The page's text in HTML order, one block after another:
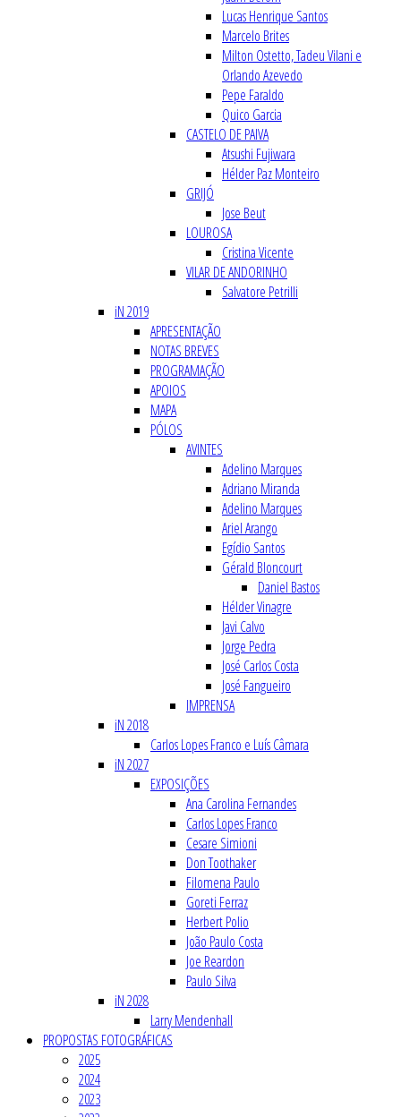
Lucas Henrique Santos
Marcelo Brites
Milton Ostetto, Tadeu Vilani e
Orlando Azevedo
Pepe Faraldo
Quico Garcia
CASTELO DE PAIVA
Atsushi Fujiwara
Hélder Paz Monteiro
GRIJÓ
Jose Beut
LOUROSA
Cristina Vicente
VILAR DE ANDORINHO
Salvatore Petrilli
iN 2019
APRESENTAÇÃO
NOTAS BREVES
PROGRAMAÇÃO
APOIOS
MAPA
PÓLOS
AVINTES
Adelino Marques
Adriano Miranda
Adelino Marques
Ariel Arango
Egídio Santos
Gérald Bloncourt
Daniel Bastos
Hélder Vinagre
Javi Calvo
Jorge Pedra
José Carlos Costa
José Fangueiro
IMPRENSA
iN 2018
Carlos Lopes Franco e Luís Câmara
iN 2027
EXPOSIÇÕES
Ana Carolina Fernandes
Carlos Lopes Franco
Cesare Simioni
Don Toothaker
Filomena Paulo
Goreti Ferraz
Herbert Polio
João Paulo Costa
Joe Reardon
Paulo Silva
iN 2028
Larry Mendenhall
PROPOSTAS FOTOGRÁFICAS
2025
2024
2023